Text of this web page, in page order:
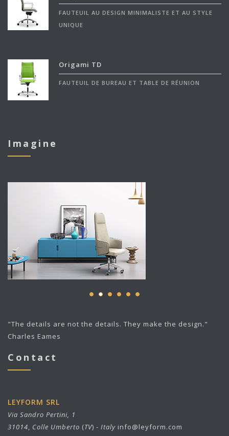
FAUTEUIL AU DESIGN MINIMALISTE ET AU STYLE
UNIQUE
Origami TD
FAUTEUIL DE BUREAU ET TABLE DE RÉUNION
Imagine
"The details are not the details. They make the design."
Charles Eames
Contact
LEYFORM SRL
Via Sandro Pertini, 1
31014, Colle Umberto (TV) - Italy info@leyform.com